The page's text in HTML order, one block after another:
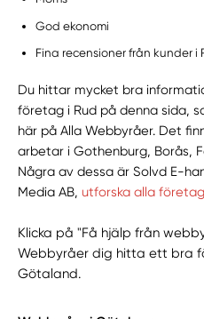
God ekonomi
Fina recensioner från kunder
Du hittar mycket bra
företag i Rud på denna sida,
här på Alla Webbyråer. Det
arbetar i Gothenburg, Borås,
Några av dessa är Solvd E-
Media AB,utforska alla
Klicka på "Få hjälp från
Webbyråer dig hitta ett bra
Götaland.